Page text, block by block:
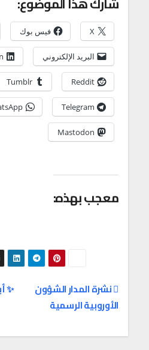
X فيس بوك
البريد الإلكتروني
Reddit
Tumblr
Telegram
Mastodon
معجب بهذه:
تصفّح
المقالات
✨
نشرة المدار الشؤون
الأوروبية الرسمية